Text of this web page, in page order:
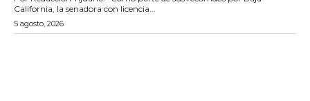
California, la senadora con licencia...
5 agosto, 2026